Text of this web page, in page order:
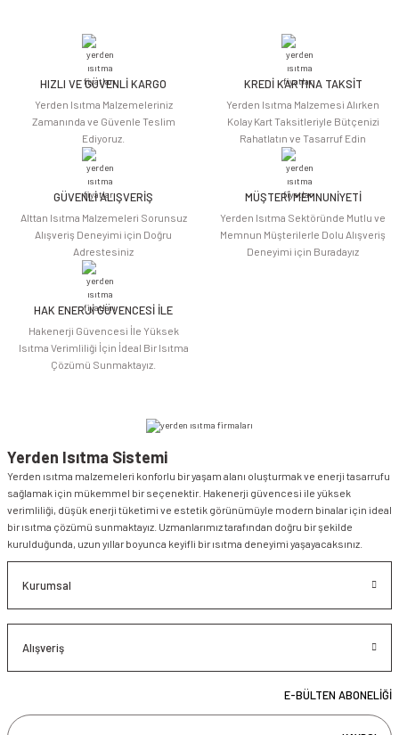
iletebilirsiniz.
Görüş ve önerileriniz için teşekkür ederiz.
Ürün açıklamasında eksik bilgiler bulunuyor.
Ürün bilgilerinde hatalar bulunuyor.
Ürün fiyatı diğer sitelerden daha pahalı.
Bu ürüne benzer farklı alternatifler olmalı.
HIZLI VE GÜVENLİ KARGO
Yerden Isıtma Malzemeleriniz
Zamanında ve Güvenle Teslim
Ediyoruz.
KREDİ KARTINA TAKSİT
Yerden Isıtma Malzemesi Alırken
Kolay Kart Taksitleriyle Bütçenizi
Rahatlatın ve Tasarruf Edin
GÜVENLİ ALIŞVERİŞ
Alttan Isıtma Malzemeleri Sorunsuz
Alışveriş Deneyimi için Doğru
Adrestesiniz
MÜŞTERİ MEMNUNİYETİ
Yerden Isıtma Sektöründe Mutlu ve
Memnun Müşterilerle Dolu Alışveriş
Deneyimi için Buradayız
HAK ENERJİ GÜVENCESİ İLE
Hakenerji Güvencesi İle Yüksek
Isıtma Verimliliği İçin İdeal Bir Isıtma
Çözümü Sunmaktayız.
Yerden Isıtma Sistemi
Yerden ısıtma malzemeleri konforlu bir yaşam alanı oluşturmak ve enerji tasarrufu
sağlamak için mükemmel bir seçenektir. Hakenerji güvencesi ile yüksek
verimliliği, düşük enerji tüketimi ve estetik görünümüyle modern binalar için ideal
bir ısıtma çözümü sunmaktayız. Uzmanlarımız tarafından doğru bir şekilde
kurulduğunda, uzun yıllar boyunca keyifli bir ısıtma deneyimi yaşayacaksınız.
Kurumsal
Alışveriş
E-BÜLTEN ABONELİĞİ